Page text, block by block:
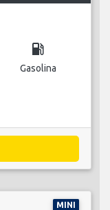
local_gas_station
Gasolina
MINI